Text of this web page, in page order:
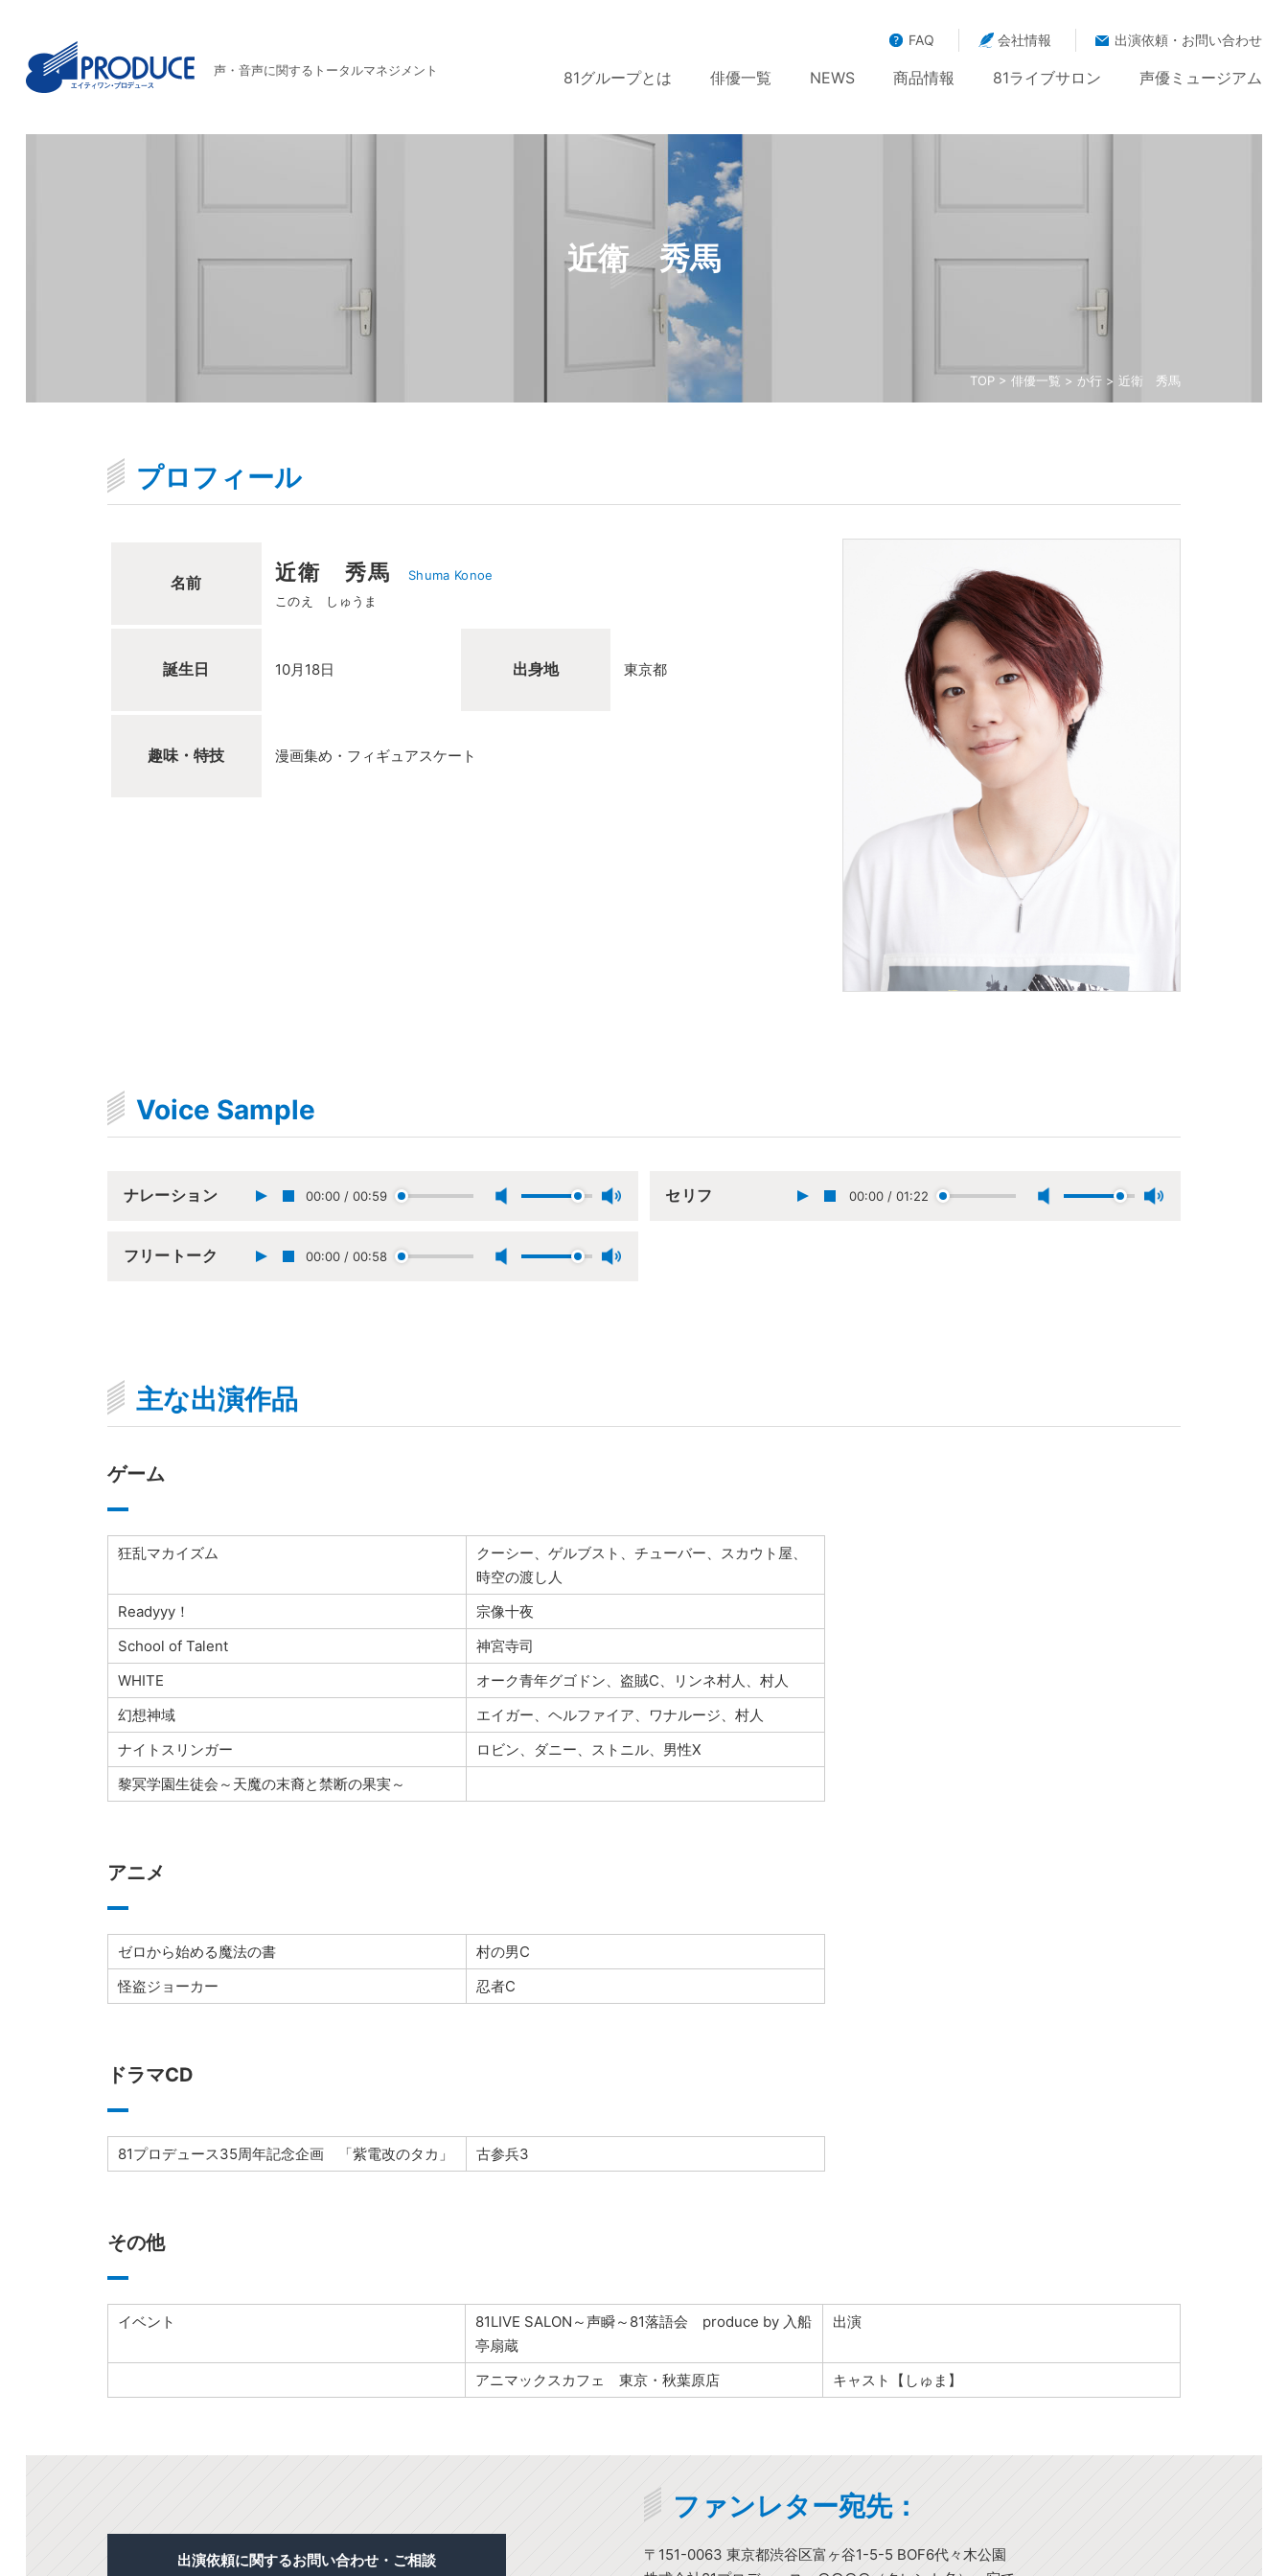
声・音声に関するトータルマネジメント
FAQ 会社情報 出演依頼・お問い合わせ
81グループとは 俳優一覧 NEWS 商品情報 81ライブサロン 声優ミュージアム
TOP> 俳優一覧 > か行> 近衛 秀馬
近衛 秀馬
プロフィール
名前 近衛 秀馬
Shuma Konoe
このえ しゅうま
誕生日 10月18日 出身地 東京都
趣味・特技 漫画集め・フィギュアスケート
Voice Sample
ナレーション 00:00 / 00:59 セリフ 00:00 / 01:22
フリートーク 00:00 / 00:58
主な出演作品
ゲーム
狂乱マカイズム
クーシー、ゲルブスト、チューバー、スカウト屋、
時空の渡し人
Readyyy！
宗像十夜
School of Talent
神宮寺司
WHITE
オーク青年グゴドン、盗賊C、リンネ村人、村人
幻想神域
エイガー、ヘルファイア、ワナルージ、村人
ナイトスリンガー
ロビン、ダニー、ストニル、男性X
黎冥学園生徒会～天魔の末裔と禁断の果実～
アニメ
ゼロから始める魔法の書
村の男C
怪盗ジョーカー
忍者C
ドラマCD
81プロデュース35周年記念企画 「紫電改のタカ」 古参兵3
その他
イベント
81LIVE SALON～声瞬～81落語会 produce by 入船
亭扇蔵
出演
アニマックスカフェ 東京・秋葉原店 キャスト【しゅま】
出演依頼に関するお問い合わせ・ご相談
ファンレター宛先：
〒151-0063 東京都渋谷区富ヶ谷1-5-5 BOF6代々木公園